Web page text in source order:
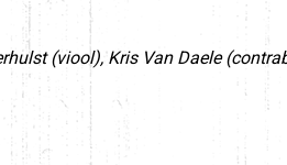
(viool), Kris Van Daele